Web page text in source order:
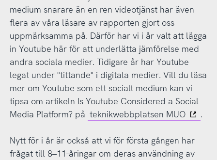
medium snarare än en ren videotjänst har även
flera av våra läsare av rapporten gjort oss
uppmärksamma på. Därför har vi i år valt att lägga
in Youtube här för att underlätta jämförelse med
andra sociala medier. Tidigare år har Youtube
legat under "tittande" i digitala medier. Vill du läsa
mer om Youtube som ett socialt medium kan vi
tipsa om artikeln Is Youtube Considered a Social
Media Platform? på teknikwebbplatsen MUO .
Nytt för i år är också att vi för första gången har
frågat till 8–11-åringar om deras användning av